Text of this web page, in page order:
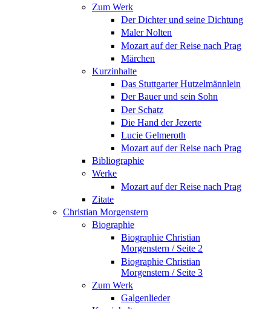
Zum Werk
Der Dichter und seine Dichtung
Maler Nolten
Mozart auf der Reise nach Prag
Märchen
Kurzinhalte
Das Stuttgarter Hutzelmännlein
Der Bauer und sein Sohn
Der Schatz
Die Hand der Jezerte
Lucie Gelmeroth
Mozart auf der Reise nach Prag
Bibliographie
Werke
Mozart auf der Reise nach Prag
Zitate
Christian Morgenstern
Biographie
Biographie Christian
Morgenstern / Seite 2
Biographie Christian
Morgenstern / Seite 3
Zum Werk
Galgenlieder